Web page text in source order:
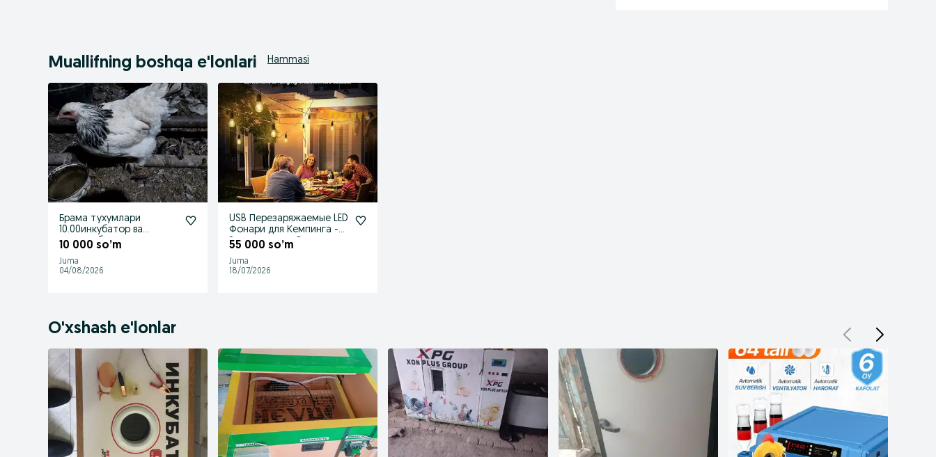
Muallifning boshqa e'lonlari Hammasi
Брама тухумлари
10.00инкубатор ва
товукка бостриш учун
10 000 so’m
Juma
04/08/2026
USB Перезаряжаемые LED
Фонари для Кемпинга -
Регулируемые Винтаж
55 000 so’m
Juma
18/07/2026
O'xshash e'lonlar